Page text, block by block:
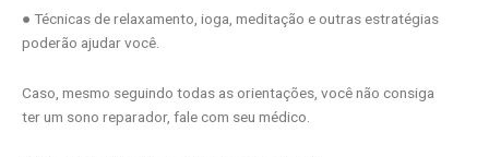
● Técnicas de relaxamento, ioga, meditação e outras estratégias
poderão ajudar você.
Caso, mesmo seguindo todas as orientações, você não consiga
ter um sono reparador, fale com seu médico.